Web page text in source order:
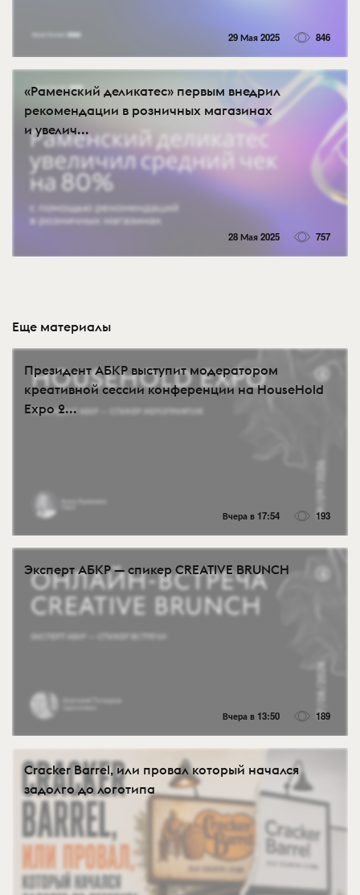
29 Мая 2025 846
«Раменский деликатес» первым внедрил
рекомендации в розничных магазинах
и увелич...
28 Мая 2025 757
Еще материалы
Президент АБКР выступит модератором
креативной сессии конференции на HouseHold
Expo 2...
Вчера в 17:54 193
Эксперт АБКР — спикер CREATIVE BRUNCH
Вчера в 13:50 189
Cracker Barrel, или провал который начался
задолго до логотипа